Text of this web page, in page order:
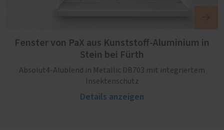
Fenster von PaX aus Kunststoff-Aluminium in
Stein bei Fürth
Absolut4-Alublend in Metallic DB703 mit integriertem
Insektenschutz
Details anzeigen